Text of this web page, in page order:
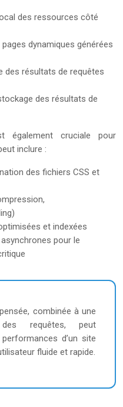
des ressources côté
dynamiques générées
des résultats de requêtes
des résultats de
également cruciale pour
inclure :
des fichiers CSS et
et indexées
pour le
combinée à une
des requêtes, peut
d’un site
fluide et rapide.